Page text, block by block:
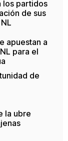
los partidos
de sus
apuestan a
para el
de
la ubre